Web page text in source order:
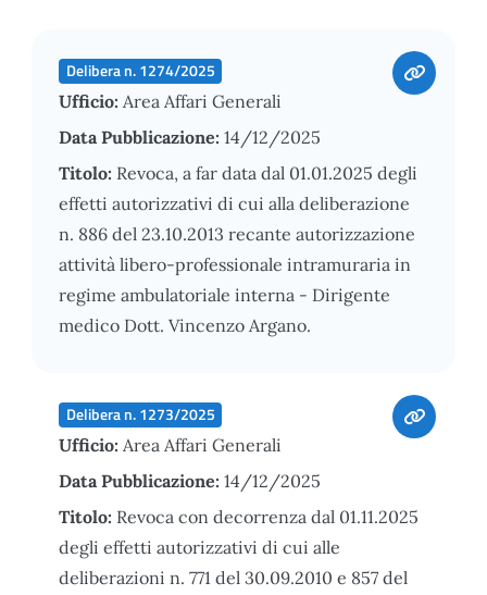
Delibera n. 1274/2025
Ufficio: Area Affari Generali
Data Pubblicazione: 14/12/2025
Titolo: Revoca, a far data dal 01.01.2025 degli
effetti autorizzativi di cui alla deliberazione
n. 886 del 23.10.2013 recante autorizzazione
attività libero-professionale intramuraria in
regime ambulatoriale interna - Dirigente
medico Dott. Vincenzo Argano.
Delibera n. 1273/2025
Ufficio: Area Affari Generali
Data Pubblicazione: 14/12/2025
Titolo: Revoca con decorrenza dal 01.11.2025
degli effetti autorizzativi di cui alle
deliberazioni n. 771 del 30.09.2010 e 857 del